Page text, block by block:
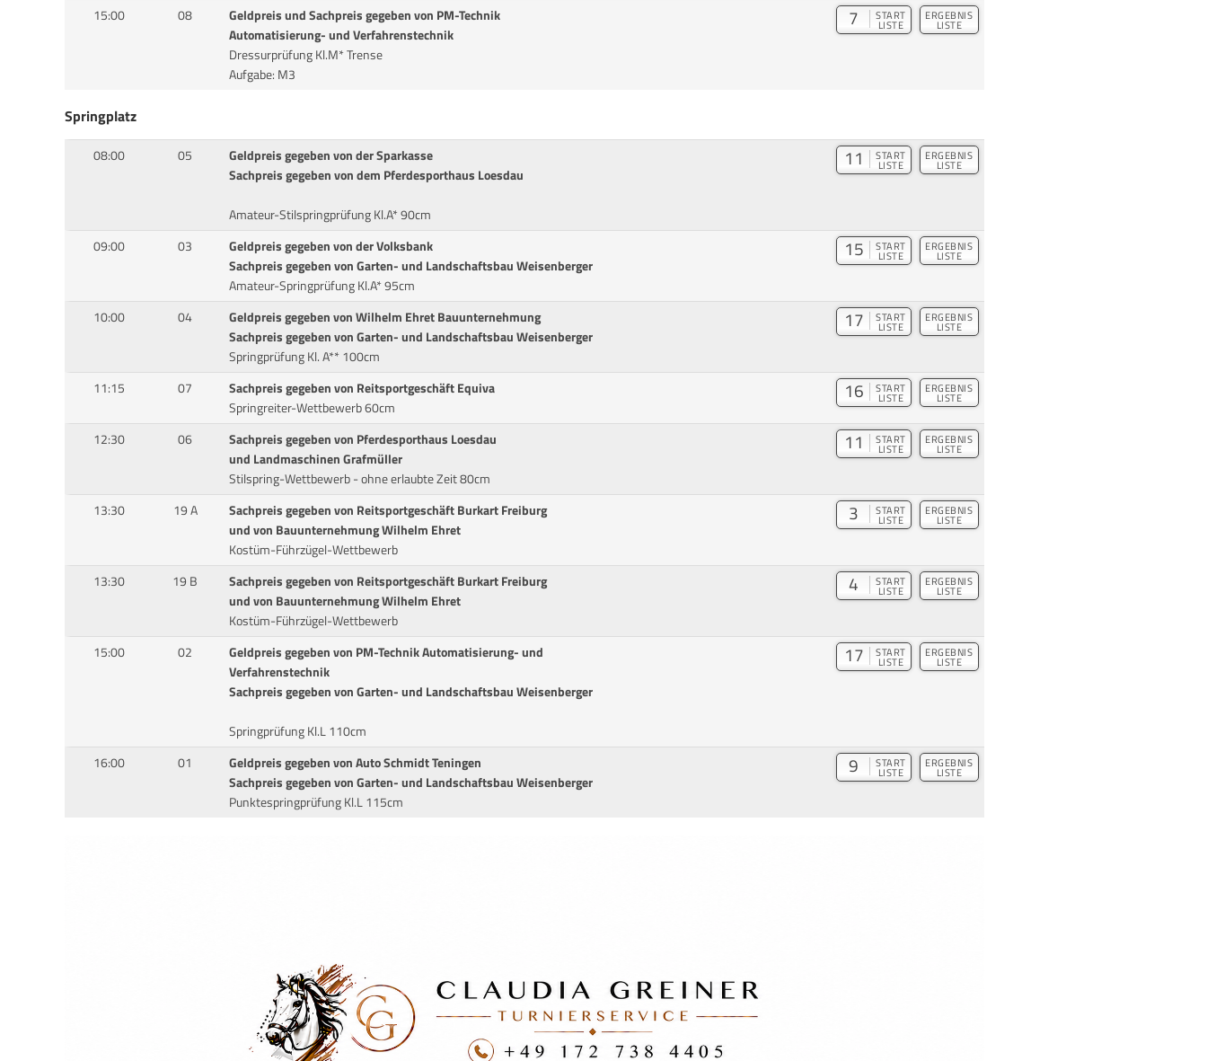
15:00 08
Geldpreis und Sachpreis gegeben von PM-Technik
Automatisierung- und Verfahrenstechnik
Dressurprüfung Kl.M* Trense
Aufgabe: M3
7 START
LISTE
ERGEBNIS
LISTE
Springplatz
08:00 05
Geldpreis gegeben von der Sparkasse
Sachpreis gegeben von dem Pferdesporthaus Loesdau
Amateur-Stilspringprüfung Kl.A* 90cm
11 START
LISTE
ERGEBNIS
LISTE
09:00 03
Geldpreis gegeben von der Volksbank
Sachpreis gegeben von Garten- und Landschaftsbau Weisenberger
Amateur-Springprüfung Kl.A* 95cm
15 START
LISTE
ERGEBNIS
LISTE
10:00 04
Geldpreis gegeben von Wilhelm Ehret Bauunternehmung
Sachpreis gegeben von Garten- und Landschaftsbau Weisenberger
Springprüfung Kl. A** 100cm
17 START
LISTE
ERGEBNIS
LISTE
11:15 07
Sachpreis gegeben von Reitsportgeschäft Equiva
Springreiter-Wettbewerb 60cm
16 START
LISTE
ERGEBNIS
LISTE
12:30 06
Sachpreis gegeben von Pferdesporthaus Loesdau
und Landmaschinen Grafmüller
Stilspring-Wettbewerb - ohne erlaubte Zeit 80cm
11 START
LISTE
ERGEBNIS
LISTE
13:30 19 A
Sachpreis gegeben von Reitsportgeschäft Burkart Freiburg
und von Bauunternehmung Wilhelm Ehret
Kostüm-Führzügel-Wettbewerb
3 START
LISTE
ERGEBNIS
LISTE
13:30 19 B
Sachpreis gegeben von Reitsportgeschäft Burkart Freiburg
und von Bauunternehmung Wilhelm Ehret
Kostüm-Führzügel-Wettbewerb
4 START
LISTE
ERGEBNIS
LISTE
15:00 02
Geldpreis gegeben von PM-Technik Automatisierung- und
Verfahrenstechnik
Sachpreis gegeben von Garten- und Landschaftsbau Weisenberger
Springprüfung Kl.L 110cm
17 START
LISTE
ERGEBNIS
LISTE
16:00 01
Geldpreis gegeben von Auto Schmidt Teningen
Sachpreis gegeben von Garten- und Landschaftsbau Weisenberger
Punktespringprüfung Kl.L 115cm
9 START
LISTE
ERGEBNIS
LISTE